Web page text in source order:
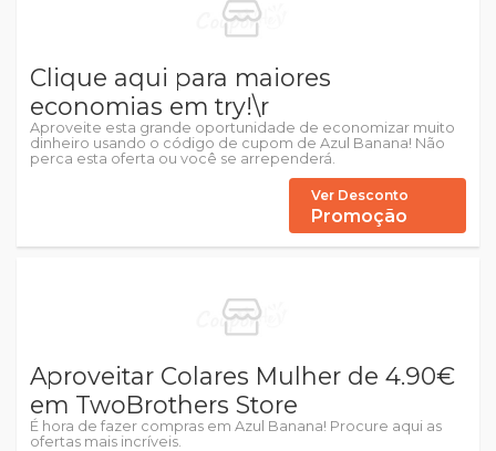
Clique aqui para maiores
economias em try!\r
Aproveite esta grande oportunidade de economizar muito
dinheiro usando o código de cupom de Azul Banana! Não
perca esta oferta ou você se arrependerá.
Ver Desconto
Promoção
Aproveitar Colares Mulher de 4.90€
em TwoBrothers Store
É hora de fazer compras em Azul Banana! Procure aqui as
ofertas mais incríveis.